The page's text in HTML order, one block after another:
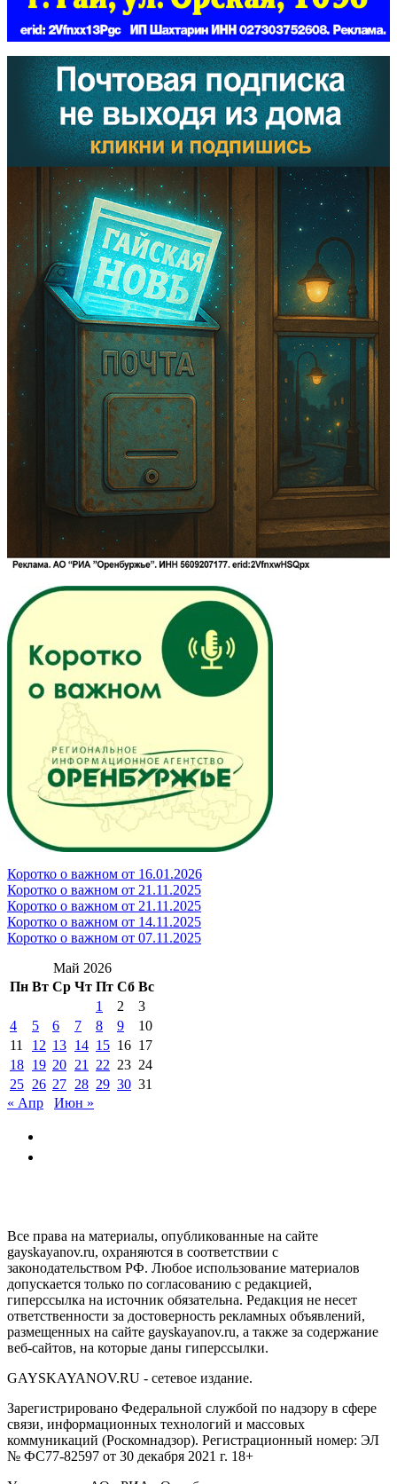
Коротко о важном от 16.01.2026
Коротко о важном от 21.11.2025
Коротко о важном от 21.11.2025
Коротко о важном от 14.11.2025
Коротко о важном от 07.11.2025
Май 2026
Пн Вт Ср Чт Пт Сб Вс
1
2
3
4
5 6 7 8 9
10
11
12 13 14 15 16 17
18 19 20 21 22 23 24
25 26 27 28 29 30 31
« Апр
Июн »
Все права на материалы, опубликованные на сайте
gayskayanov.ru, охраняются в соответствии с
законодательством РФ. Любое использование материалов
допускается только по согласованию с редакцией,
гиперссылка на источник обязательна. Редакция не несет
ответственности за достоверность рекламных объявлений,
размещенных на сайте gayskayanov.ru, а также за содержание
веб-сайтов, на которые даны гиперссылки.
GAYSKAYANOV.RU - сетевое издание.
Зарегистрировано Федеральной службой по надзору в сфере
связи, информационных технологий и массовых
коммуникаций (Роскомнадзор). Регистрационный номер: ЭЛ
№ ФС77-82597 от 30 декабря 2021 г. 18+